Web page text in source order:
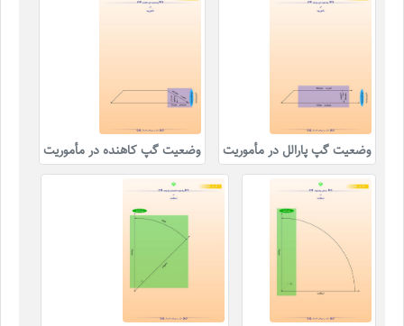
وضعیت گپ پارالل در مأموریت وضعیت گپ کاهنده در مأموریت